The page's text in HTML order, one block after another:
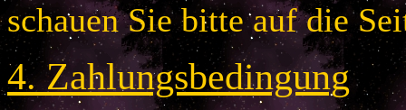
schauen Sie bitte auf die
4.Zahlungsbedingung